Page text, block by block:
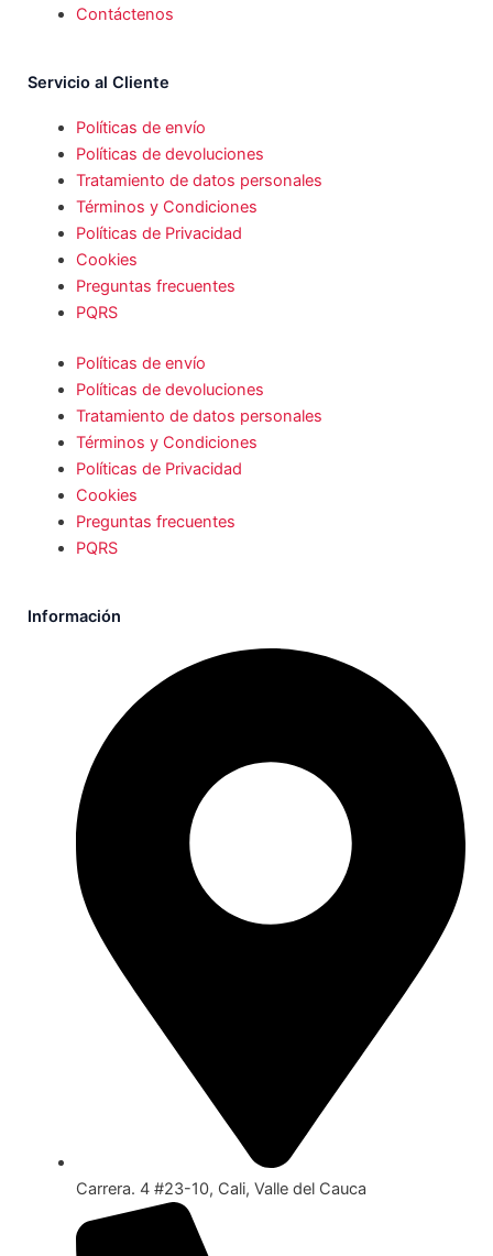
Contáctenos
Servicio al Cliente
Políticas de envío
Políticas de devoluciones
Tratamiento de datos personales
Términos y Condiciones
Políticas de Privacidad
Cookies
Preguntas frecuentes
PQRS
Políticas de envío
Políticas de devoluciones
Tratamiento de datos personales
Términos y Condiciones
Políticas de Privacidad
Cookies
Preguntas frecuentes
PQRS
Información
Carrera. 4 #23-10, Cali, Valle del Cauca